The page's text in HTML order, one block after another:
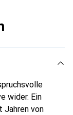
wider. Ein
Jahren von